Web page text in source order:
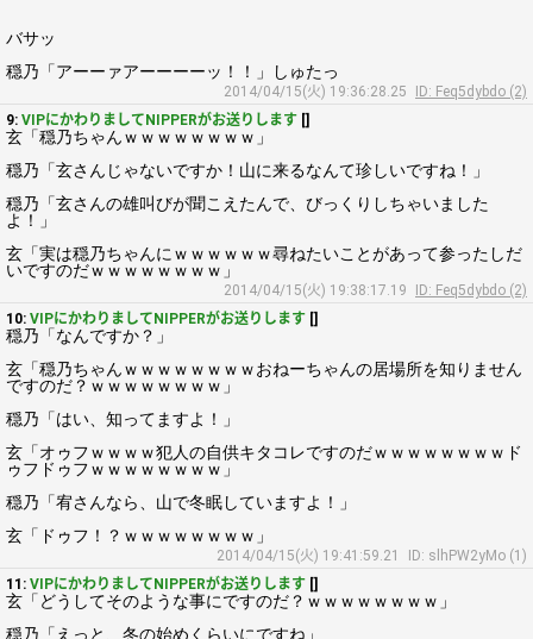
バサッ
穏乃「アーーァアーーーーッ！！」しゅたっ
2014/04/15(火) 19:36:28.25
ID: Feq5dybdo (2)
9: VIPにかわりましてNIPPERがお送りします []
玄「穏乃ちゃんｗｗｗｗｗｗｗｗ」
穏乃「玄さんじゃないですか！山に来るなんて珍しいですね！」
穏乃「玄さんの雄叫びが聞こえたんで、びっくりしちゃいました
よ！」
玄「実は穏乃ちゃんにｗｗｗｗｗｗ尋ねたいことがあって参ったしだ
いですのだｗｗｗｗｗｗｗｗ」
2014/04/15(火) 19:38:17.19
ID: Feq5dybdo (2)
10: VIPにかわりましてNIPPERがお送りします []
穏乃「なんですか？」
玄「穏乃ちゃんｗｗｗｗｗｗｗｗおねーちゃんの居場所を知りません
ですのだ？ｗｗｗｗｗｗｗｗ」
穏乃「はい、知ってますよ！」
玄「オゥフｗｗｗｗ犯人の自供キタコレですのだｗｗｗｗｗｗｗｗド
ゥフドゥフｗｗｗｗｗｗｗｗ」
穏乃「宥さんなら、山で冬眠していますよ！」
玄「ドゥフ！？ｗｗｗｗｗｗｗｗ」
2014/04/15(火) 19:41:59.21
ID: slhPW2yMo (1)
11: VIPにかわりましてNIPPERがお送りします []
玄「どうしてそのような事にですのだ？ｗｗｗｗｗｗｗｗ」
穏乃「えっと、冬の始めくらいにですね」